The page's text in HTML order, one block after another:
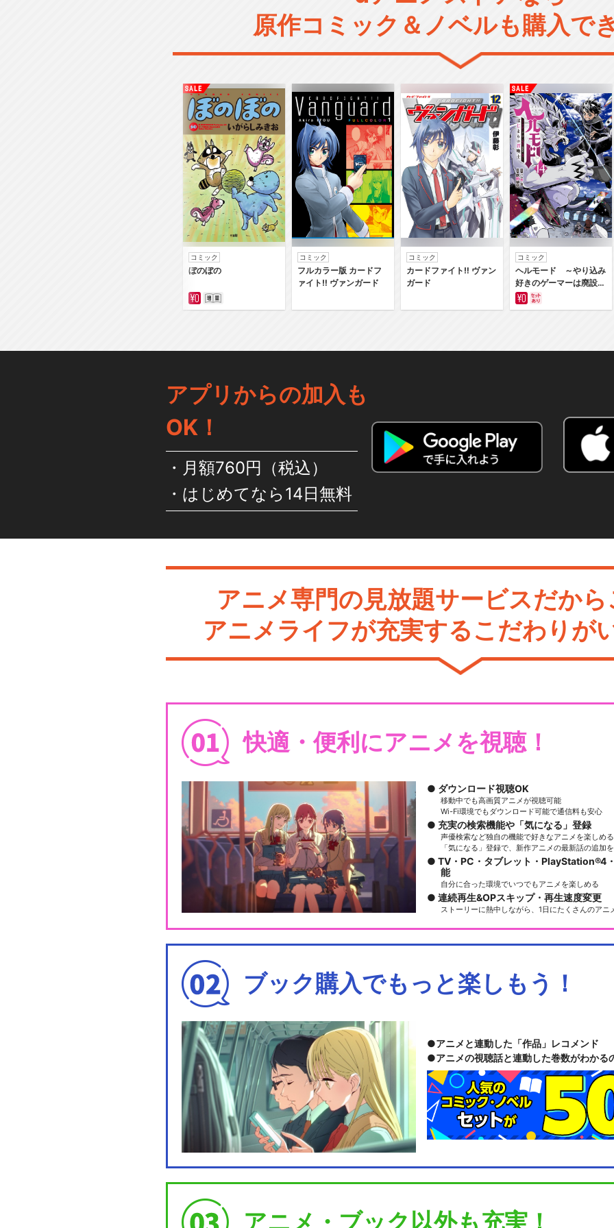
原作コミック＆ノベルも購入で
コミック
ぼのぼの
コミック
フルカラー版 カードフ
ァイト‼ ヴァンガード
コミック
カードファイト‼ ヴァン
ガード
コミック
ヘルモード ～やり込み
好きのゲーマーは廃設定
の異世界で無双する～は
じまりの召喚士
アプリからの加入も
OK！
月額760円（税込）
はじめてなら14日無料
アニメ専門の見放題サービスだか
アニメライフが充実するこだわりが
快適・便利にアニメを視聴！
ダウンロード視聴OK
移動中でも高画質アニメが視聴可能
Wi-Fi環境でもダウンロード可能で通信料も安心
充実の検索機能や「気になる」登録
声優検索など独自の機能で好きなアニメを楽しめる
「気になる」登録で、新作アニメの最新話の追加
TV・PC・タブレット・PlayStation®4
能
自分に合った環境でいつでもアニメを楽しめる
連続再生&OPスキップ・再生速度変更
ストーリーに熱中しながら、1日にたくさんのアニ
ブック購入でもっと楽しもう！
アニメと連動した「作品」レコメンド
アニメの視聴話と連動した巻数がわかる
アニメ・ブック以外も充実！